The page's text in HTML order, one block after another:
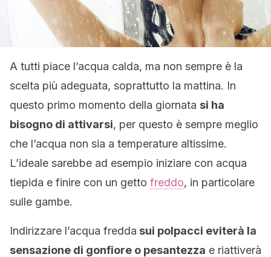
A tutti piace l’acqua calda, ma non sempre è la
scelta più adeguata, soprattutto la mattina. In
questo primo momento della giornata si ha
bisogno di attivarsi, per questo è sempre meglio
che l’acqua non sia a temperature altissime.
L’ideale sarebbe ad esempio iniziare con acqua
tiepida e finire con un getto freddo, in particolare
sulle gambe.
Indirizzare l’acqua fredda sui polpacci eviterà la
sensazione di gonfiore o pesantezza e riattiverà